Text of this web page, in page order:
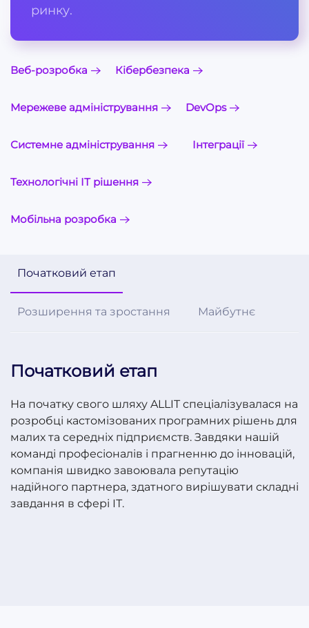
ринку.
Веб-розробка Кібербезпека
Мережеве адміністрування DevOps
Системне адміністрування Інтеграції
Технологічні ІТ рішення
Мобільна розробка
Початковий етап
Розширення та зростання Майбутнє
Початковий етап
На початку свого шляху ALLIT спеціалізувалася на
розробці кастомізованих програмних рішень для
малих та середніх підприємств. Завдяки нашій
команді професіоналів і прагненню до інновацій,
компанія швидко завоювала репутацію
надійного партнера, здатного вирішувати складні
завдання в сфері ІТ.